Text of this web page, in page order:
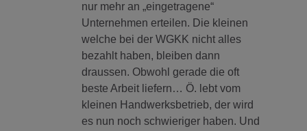
nur mehr an „eingetragene“
Unternehmen erteilen. Die kleinen
welche bei der WGKK nicht alles
bezahlt haben, bleiben dann
draussen. Obwohl gerade die oft
beste Arbeit liefern… Ö. lebt vom
kleinen Handwerksbetrieb, der wird
es nun noch schwieriger haben. Und